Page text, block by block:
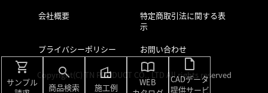
shopping_cart
サンプル
search
商品検索
villa
施工例
import_contacts
WEB
draft
CADデータ
提供サービ
会社概要
特定商取引法に関する表
示
プライバシーポリシー
お問い合わせ
Copyright(C) TN PRODUCT CO., LTD All rights reserved